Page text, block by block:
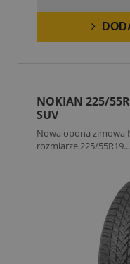
NOKIAN 225/
SUV
Nowa opona zimowa
rozmiarze 225/55R19...